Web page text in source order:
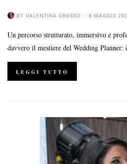
BY VALENTINA GRASSO 8 MAGGIO
Un percorso strutturato, immersivo e
davvero il mestiere del Wedding
LEGGI TUTTO